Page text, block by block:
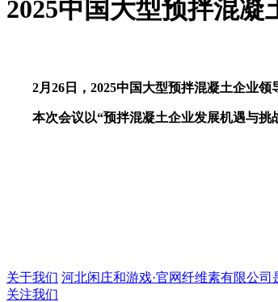
2025中国大型预拌混
2月26日，2025中国大型预拌混凝土企业领
本次会议以“预拌混凝土企业发展机遇与挑战
关于我们 河北闲庄和游戏·官网纤维素有限公
关注我们